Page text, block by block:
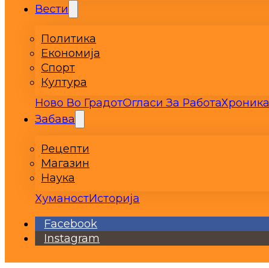
Вести
Политика
Економија
Спорт
Култура
Ново Во ГрадотОгласи За РаботаХроника
Забава
Рецепти
Магазин
Наука
ХуманостИсторија
Facebook
Instagram